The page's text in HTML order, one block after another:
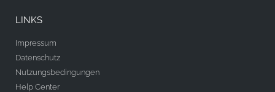
LINKS
Impressum
Datenschutz
Nutzungsbedingungen
Help Center